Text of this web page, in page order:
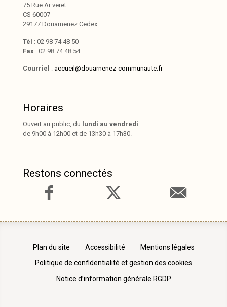
75 Rue Ar veret
CS 60007
29177 Douarnenez Cedex
Tél : 02 98 74 48 50
Fax : 02 98 74 48 54
Courriel : accueil@douarnenez-communaute.fr
Horaires
Ouvert au public, du lundi au vendredi
de 9h00 à 12h00 et de 13h30 à 17h30.
Restons connectés
Plan du site Accessibilité
Mentions légales
Politique de confidentialité et gestion des cookies
Notice d’information générale RGDP